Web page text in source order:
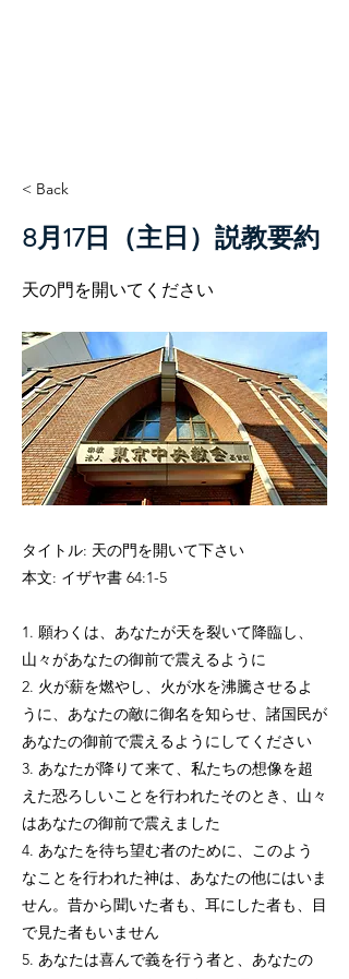
< Back
8月17日（主日）説教要約
天の門を開いてください
タイトル: 天の門を開いて下さい
本文: イザヤ書 64:1-5
1. 願わくは、あなたが天を裂いて降臨し、
山々があなたの御前で震えるように
2. 火が薪を燃やし、火が水を沸騰させるよ
うに、あなたの敵に御名を知らせ、諸国民が
あなたの御前で震えるようにしてください
3. あなたが降りて来て、私たちの想像を超
えた恐ろしいことを行われたそのとき、山々
はあなたの御前で震えました
4. あなたを待ち望む者のために、このよう
なことを行われた神は、あなたの他にはいま
せん。昔から聞いた者も、耳にした者も、目
で見た者もいません
5. あなたは喜んで義を行う者と、あなたの